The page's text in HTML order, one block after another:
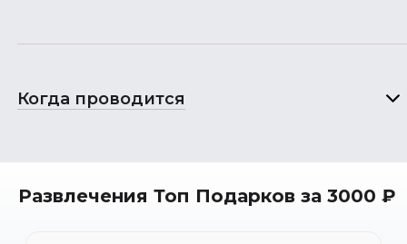
Когда проводится
Развлечения Топ Подарков за 3000 ₽